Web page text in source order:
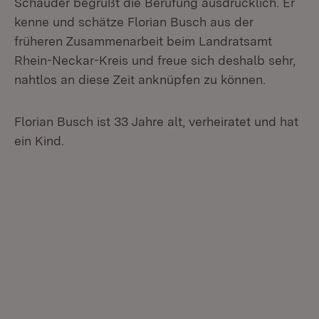
kenne und schätze Florian Busch aus der
früheren Zusammenarbeit beim Landratsamt
Rhein-Neckar-Kreis und freue sich deshalb sehr,
nahtlos an diese Zeit anknüpfen zu können.
Florian Busch ist 33 Jahre alt, verheiratet und hat
ein Kind.